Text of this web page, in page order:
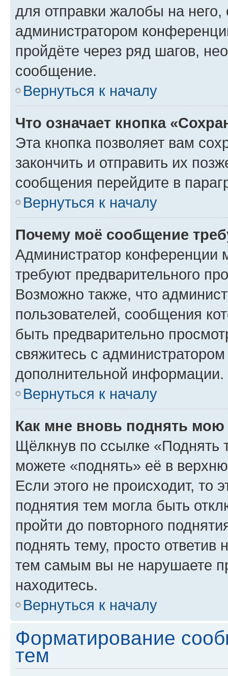
для отправки жалобы на
администратором
пройдёте через ряд шагов,
сообщение.
Вернуться к началу
Что означает кнопка
Эта кнопка позволяет вам
закончить и отправить их
сообщения перейдите в
Вернуться к началу
Почему моё сообщение
Администратор конференции
требуют предварительного
Возможно также, что
пользователей, сообщения
быть предварительно
свяжитесь с
дополнительной информации.
Вернуться к началу
Как мне вновь поднять мою
Щёлкнув по ссылке «Поднять
можете «поднять» её в
Если этого не происходит, то
поднятия тем могла быть
пройти до повторного
поднять тему, просто ответив
тем самым вы не нарушаете
находитесь.
Вернуться к началу
Форматирование
тем